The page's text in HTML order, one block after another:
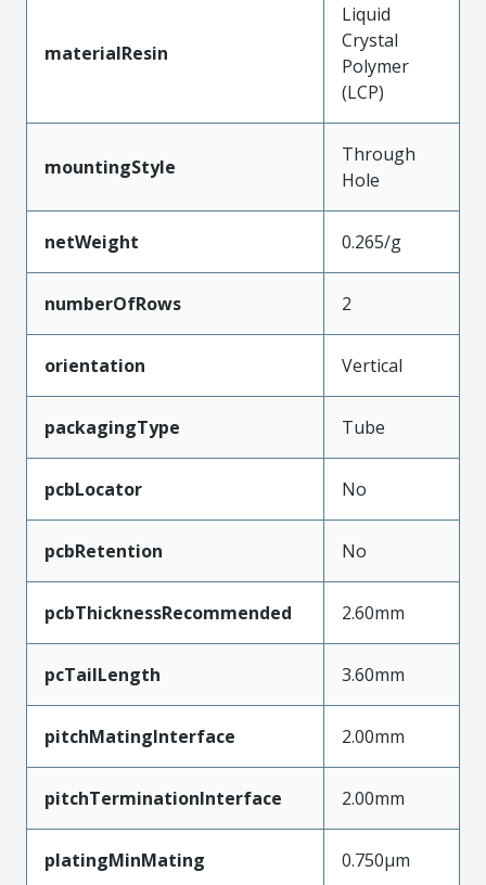
materialResin
Liquid
Crystal
Polymer
(LCP)
mountingStyle
Through
Hole
netWeight 0.265/g
numberOfRows 2
orientation Vertical
packagingType Tube
pcbLocator No
pcbRetention No
pcbThicknessRecommended 2.60mm
pcTailLength 3.60mm
pitchMatingInterface 2.00mm
pitchTerminationInterface 2.00mm
platingMinMating 0.750µm